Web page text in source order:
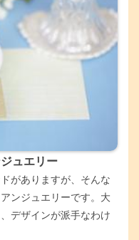
ュエリー
がありますが、そんな
ンジュエリーです。大
デザインが派手なわけ